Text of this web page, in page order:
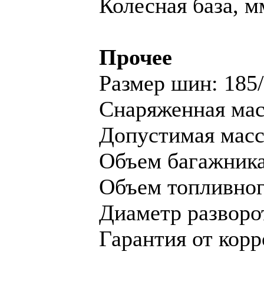
Колесная база,
Прочее
Размер шин:
Снаряженная
Допустимая
Объем
Объем
Диаметр
Гарантия от